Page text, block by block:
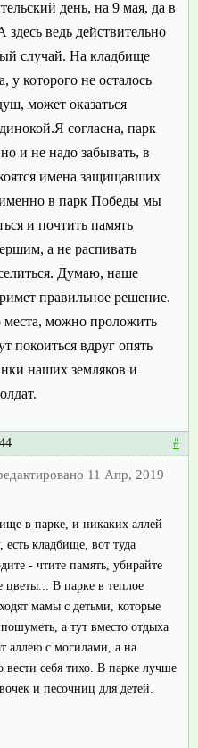
день, на 9 мая, да в
ведь действительно
случай. На кладбище
у которого не осталось
может оказаться
согласна, парк
и не надо забывать, в
имена защищавших
в парк Победы мы
и почтить память
а не распивать
Думаю, наше
правильное решение.
места, можно проложить
покоиться вдруг опять
наших земляков и
#
11 Апр, 2019
в парке, и никаких аллей
есть кладбище, вот туда
- чтите память, убирайте
цветы... В парке в теплое
мамы с детьми, которые
а тут вместо отдыха
аллею с могилами, а на
себя тихо. В парке лучше
и песочниц для детей.